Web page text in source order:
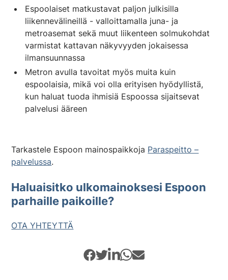
Espoolaiset matkustavat paljon julkisilla
liikennevälineillä - valloittamalla juna- ja
metroasemat sekä muut liikenteen solmukohdat
varmistat kattavan näkyvyyden jokaisessa
ilmansuunnassa
Metron avulla tavoitat myös muita kuin
espoolaisia, mikä voi olla erityisen hyödyllistä,
kun haluat tuoda ihmisiä Espoossa sijaitsevat
palvelusi ääreen
Tarkastele Espoon mainospaikkoja Paraspeitto –
palvelussa.
Haluaisitko ulkomainoksesi Espoon
parhaille paikoille?
OTA YHTEYTTÄ